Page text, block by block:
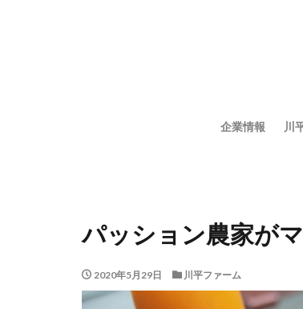
企業情報 川
パッション農家が
2020年5月29日 川平ファーム